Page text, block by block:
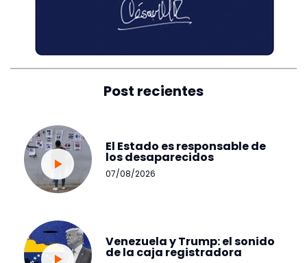
Post recientes
El Estado es responsable de
los desaparecidos
07/08/2026
Venezuela y Trump: el sonido
de la caja registradora